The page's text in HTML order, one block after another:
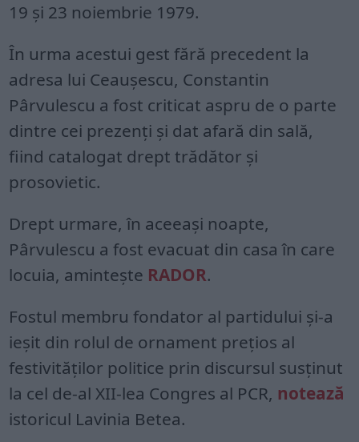
19 şi 23 noiembrie 1979.
În urma acestui gest fără precedent la
adresa lui Ceauşescu, Constantin
Pârvulescu a fost criticat aspru de o parte
dintre cei prezenţi şi dat afară din sală,
fiind catalogat drept trădător şi
prosovietic.
Drept urmare, în aceeași noapte,
Pârvulescu a fost evacuat din casa în care
locuia, amintește RADOR.
Fostul membru fondator al partidului şi-a
ieşit din rolul de ornament preţios al
festivităţilor politice prin discursul susţinut
la cel de-al XII-lea Congres al PCR, notează
istoricul Lavinia Betea.